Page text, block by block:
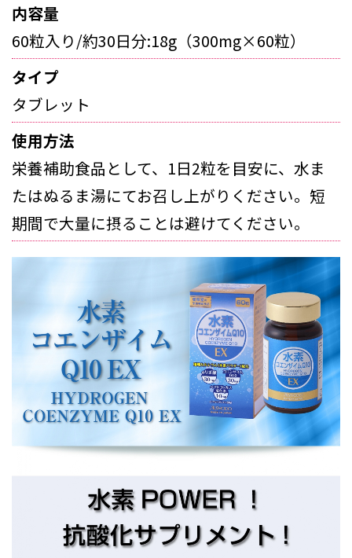
内容量
60粒入り/約30日分:18g（300mg×60粒）
タイプ
タブレット
使用方法
栄養補助食品として、1日2粒を目安に、水ま
たはぬるま湯にてお召し上がりください。短
期間で大量に摂ることは避けてください。